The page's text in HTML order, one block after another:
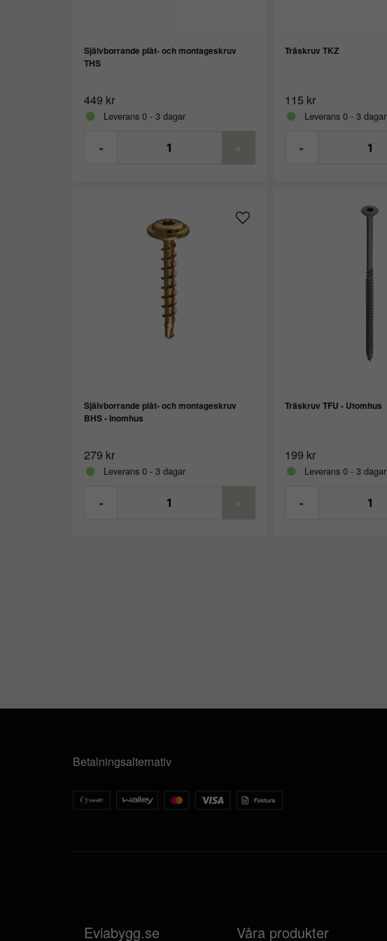
Självborrande plåt- och montageskruv
THS
449 kr
Leverans 0 - 3 dagar
- +
Träskruv TKZ
115 kr
Leverans 0 - 3 dagar
-
Självborrande plåt- och montageskruv
BHS - Inomhus
279 kr
Leverans 0 - 3 dagar
- +
Träskruv TFU - Utomhus
199 kr
Leverans 0 - 3 dagar
-
Betalningsalternativ
Eviabygg.se Våra produkter